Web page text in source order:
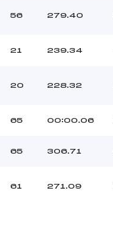
56 279.40
21 239.34
20 228.32
65 00:00.06
65 306.71
61 271.09